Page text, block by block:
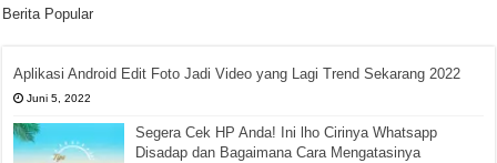
Berita Popular
Aplikasi Android Edit Foto Jadi Video yang Lagi Trend Sekarang 2022
Juni 5, 2022
Segera Cek HP Anda! Ini lho Cirinya Whatsapp
Disadap dan Bagaimana Cara Mengatasinya